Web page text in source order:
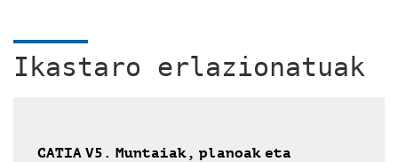
Ikastaro erlazionatuak
CATIA V5. Muntaiak, planoak eta